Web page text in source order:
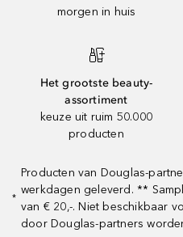
morgen in huis
Het grootste beauty-
assortiment
keuze uit ruim 50.000
producten
*
Producten van Douglas-
werkdagen geleverd. **
van € 20,-. Niet beschikbaar
door Douglas-partners